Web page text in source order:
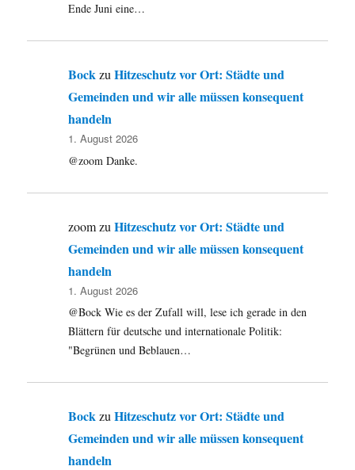
Ende Juni eine…
BockzuHitzeschutz vor Ort: Städte und
Gemeinden und wir alle müssen konsequent
handeln
1. August 2026
@zoom Danke.
zoomzuHitzeschutz vor Ort: Städte und
Gemeinden und wir alle müssen konsequent
handeln
1. August 2026
@Bock Wie es der Zufall will, lese ich gerade in den
Blättern für deutsche und internationale Politik:
"Begrünen und Beblauen…
Bock zuHitzeschutz vor Ort: Städte und
Gemeinden und wir alle müssen konsequent
handeln